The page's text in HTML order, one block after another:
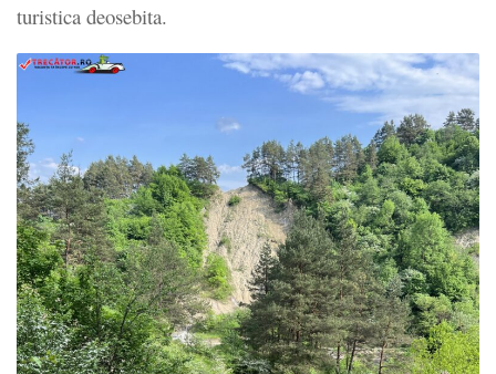
turistica deosebita.